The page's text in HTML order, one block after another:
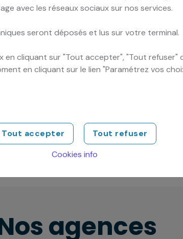
En soumettant ce formulaire,
agences
avec les réseaux sociaux sur nos services.
seront déposés et lus sur votre terminal.
en cliquant sur "Tout accepter", "Tout refuser"
en cliquant sur le lien "Paramétrez vos
Tout accepter
Tout refuser
Cookies info